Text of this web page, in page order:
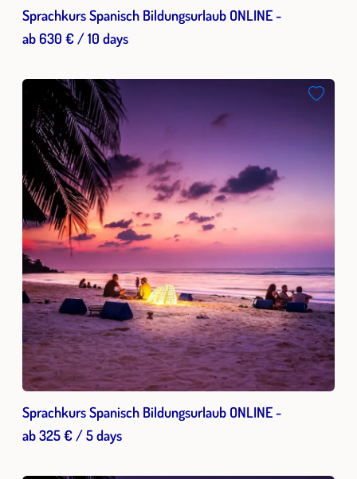
Sprachkurs Spanisch Bildungsurlaub ONLINE -
ab 630 € / 10 days
Sprachkurs Spanisch Bildungsurlaub ONLINE -
ab 325 € / 5 days